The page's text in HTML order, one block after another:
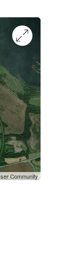
Community